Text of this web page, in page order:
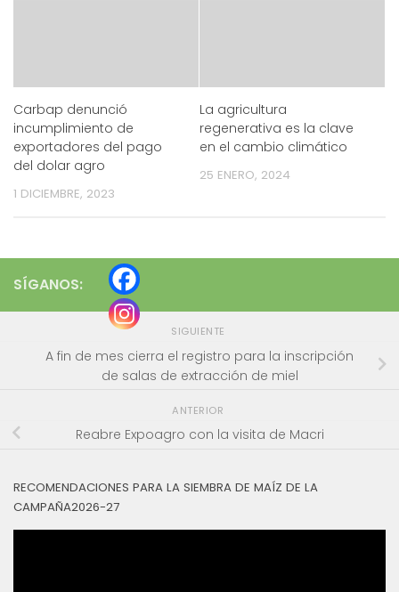
Carbap denunció
incumplimiento de
exportadores del pago
del dolar agro
1 DICIEMBRE, 2023
La agricultura
regenerativa es la clave
en el cambio climático
25 ENERO, 2024
SÍGANOS:
SIGUIENTE
A fin de mes cierra el registro para la inscripción
de salas de extracción de miel
ANTERIOR
Reabre Expoagro con la visita de Macri
RECOMENDACIONES PARA LA SIEMBRA DE MAÍZ DE LA
CAMPAÑA2026-27